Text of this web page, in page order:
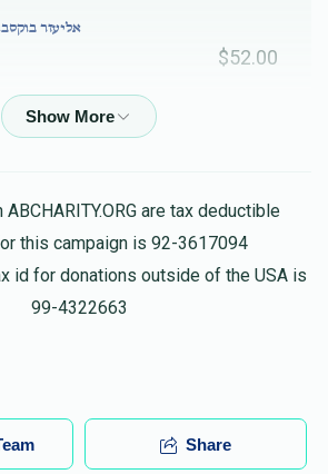
אליעזר
$52.00
אליעזר בוקסבוים
are tax deductible
this campaign is 92-3617094
id for donations outside of the USA is
99-4322663
Share